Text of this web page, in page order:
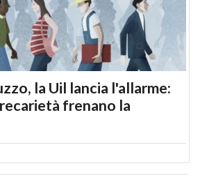
la Uil lancia l'allarme:
frenano la